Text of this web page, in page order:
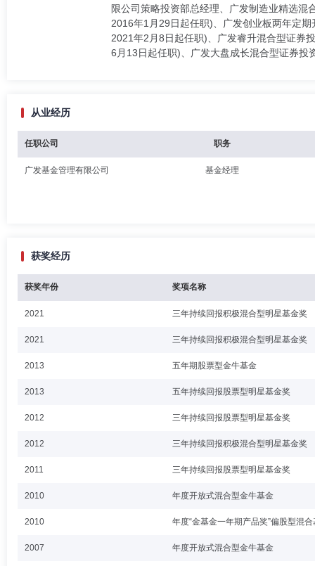
限公司策略投资部总经理、广发制造业精选
2016年1月29日起任职)、广发创业板两年定
2021年2月8日起任职)、广发睿升混合型证券
6月13日起任职)、广发大盘成长混合型证券
从业经历
任职公司 职务
广发基金管理有限公司 基金经理
获奖经历
获奖年份 奖项名称
2021 三年持续回报积极混合型明星基金奖
2021 三年持续回报积极混合型明星基金奖
2013 五年期股票型金牛基金
2013 五年持续回报股票型明星基金奖
2012 三年持续回报股票型明星基金奖
2012 三年持续回报积极混合型明星基金奖
2011 三年持续回报股票型明星基金奖
2010 年度开放式混合型金牛基金
2010 年度“金基金一年期产品奖”偏股型混
2007 年度开放式混合型金牛基金